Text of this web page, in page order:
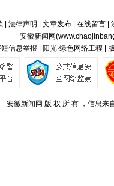
法律声明 文章发布| 在线留言|
安徽新闻网(
信息举报 | 阳光·绿色网络工程 |
安徽新闻网 版 权 所 有 ，信息